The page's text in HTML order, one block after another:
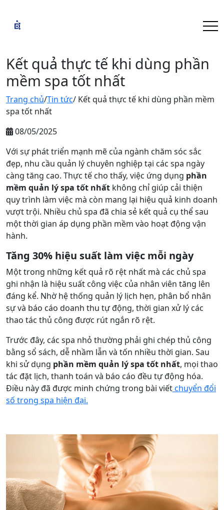
Kết quả thực tế khi dùng phần
mềm spa tốt nhất
Trang chủ/Tin tức/ Kết quả thực tế khi dùng phần mềm
spa tốt nhất
08/05/2025
Với sự phát triển mạnh mẽ của ngành chăm sóc sắc
đẹp, nhu cầu quản lý chuyên nghiệp tại các spa ngày
càng tăng cao. Thực tế cho thấy, việc ứng dụng phần
mềm quản lý spa tốt nhất không chỉ giúp cải thiện
quy trình làm việc mà còn mang lại hiệu quả kinh doanh
vượt trội. Nhiều chủ spa đã chia sẻ kết quả cụ thể sau
một thời gian áp dụng phần mềm vào hoạt động vận
hành.
Tăng 30% hiệu suất làm việc mỗi ngày
Một trong những kết quả rõ rệt nhất mà các chủ spa
ghi nhận là hiệu suất công việc của nhân viên tăng lên
đáng kể. Nhờ hệ thống quản lý lịch hẹn, phân bổ nhân
sự và báo cáo doanh thu tự động, thời gian xử lý các
thao tác thủ công được rút ngắn rõ rệt.
Trước đây, các spa nhỏ thường phải ghi chép thủ công
bằng sổ sách, dễ nhầm lẫn và tốn nhiều thời gian. Sau
khi sử dụng phần mềm quản lý spa tốt nhất, mọi thao
tác đặt lịch, thanh toán và báo cáo đều tự động hóa.
Điều này đã được minh chứng trong bài viếtchuyển đổi
số trong spa hiện đại.